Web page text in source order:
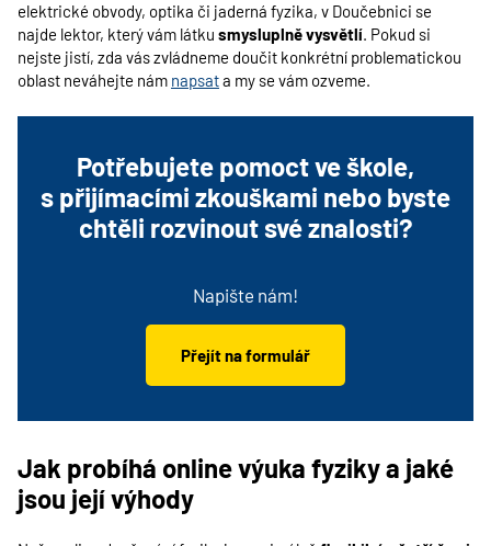
elektrické obvody, optika či jaderná fyzika, v Doučebnici se
najde lektor, který vám látku smysluplně vysvětlí. Pokud si
nejste jistí, zda vás zvládneme doučit konkrétní problematickou
oblast neváhejte nám napsata my se vám ozveme.
Potřebujete pomoct ve škole,
s přijímacími zkouškami nebo byste
chtěli rozvinout své znalosti?
Napište nám!
Přejít na formulář
Jak probíhá online výuka fyziky a jaké
jsou její výhody